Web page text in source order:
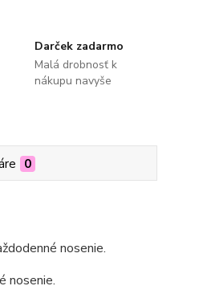
Darček zadarmo
Malá drobnosť k
nákupu navyše
0
nosenie.
nosenie.